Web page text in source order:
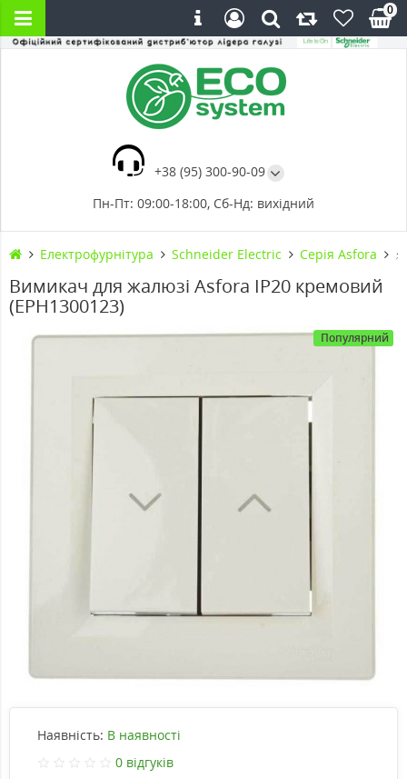
+38 (95) 300-90-09
Пн-Пт: 09:00-18:00, Сб-Нд: вихідний
0
Електрофурнітура Schneider Electric Cерія Asfora
Вимикач для жалюзі Asfora IP20 кремовий
(EPH1300123)
Популярний
Наявність: В наявності
0 відгуків